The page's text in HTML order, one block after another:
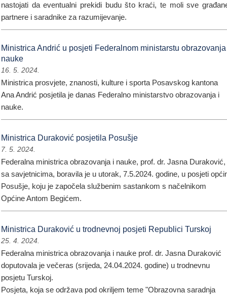
nastojati da eventualni prekidi budu što kraći, te moli sve
partnere i saradnike za razumijevanje.
Ministrica Andrić u posjeti Federalnom ministarstu
nauke
16. 5. 2024.
Ministrica prosvjete, znanosti, kulture i sporta Posavskog kantona
Ana Andrić posjetila je danas Federalno ministarstvo obrazovanja i
nauke.
Ministrica Duraković posjetila Posušje
7. 5. 2024.
Federalna ministrica obrazovanja i nauke, prof. dr. Jasna Duraković,
sa savjetnicima, boravila je u utorak, 7.5.2024. godine, u posjeti
Posušje, koju je započela službenim sastankom s načelnikom
Općine Antom Begićem.
Ministrica Duraković u trodnevnoj posjeti Republici Turskoj
25. 4. 2024.
Federalna ministrica obrazovanja i nauke prof. dr. Jasna Duraković
doputovala je večeras (srijeda, 24.04.2024. godine) u trodnevnu
posjetu Turskoj.
Posjeta, koja se održava pod okriljem teme "Obrazovna saradnja